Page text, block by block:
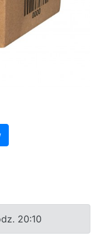
20:10